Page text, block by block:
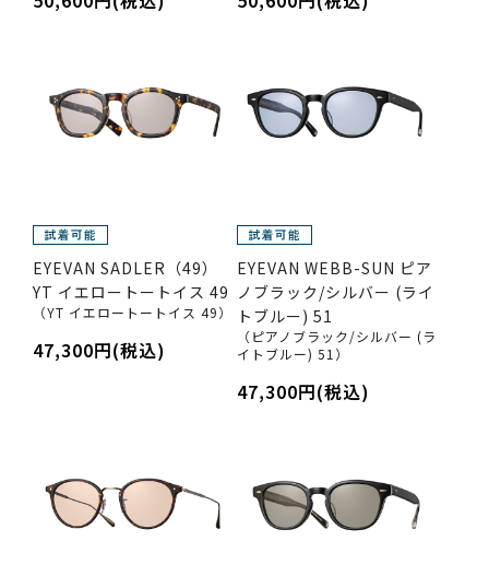
EYEVAN SADLER（49）
YT イエロートートイス 49
（YT イエロートートイス 49）
47,300円(税込)
EYEVAN WEBB-SUN ピア
ノブラック/シルバー (ライ
トブルー) 51
（ピアノブラック/シルバー (ラ
イトブルー) 51）
47,300円(税込)